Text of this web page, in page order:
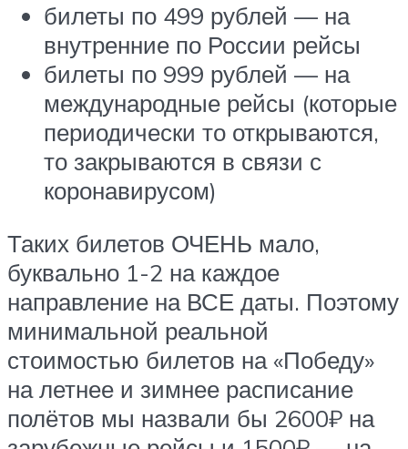
билеты по 499 рублей — на
внутренние по России рейсы
билеты по 999 рублей — на
международные рейсы (которые
периодически то открываются,
то закрываются в связи с
коронавирусом)
Таких билетов ОЧЕНЬ мало,
буквально 1-2 на каждое
направление на ВСЕ даты. Поэтому
минимальной реальной
стоимостью билетов на «Победу»
на летнее и зимнее расписание
полётов мы назвали бы 2600₽ на